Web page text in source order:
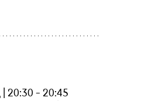
20:30 – 20:45